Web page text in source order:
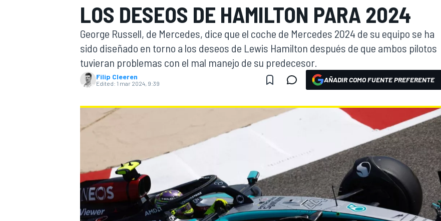
FÓRMULA E MOTO
NASCARINDYCARSPORTSCARRALLYTURISMO
MÁS
LOS DESEOS DE HAMILTON PARA 2024
George Russell, de Mercedes, dice que el coche de Mercedes 2024 de su equipo se ha
sido diseñado en torno a los deseos de Lewis Hamilton después de que ambos pilotos
tuvieran problemas con el mal manejo de su predecesor.
Filip Cleeren
Edited: 1 mar 2024, 9:39 AÑADIR COMO FUENTE PREFERENTE